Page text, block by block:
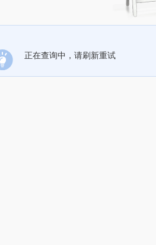
正在查询中，请刷新重试